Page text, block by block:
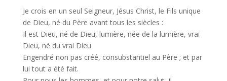
Je crois en un seul Seigneur, Jésus Christ, le Fils unique
de Dieu, né du Père avant tous les siècles :
Il est Dieu, né de Dieu, lumière, née de la lumière, vrai
Dieu, né du vrai Dieu
Engendré non pas créé, consubstantiel au Père ; et par
lui tout a été fait.